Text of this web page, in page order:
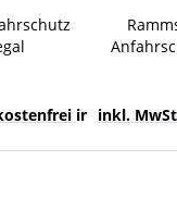
innerhalb
inkl.